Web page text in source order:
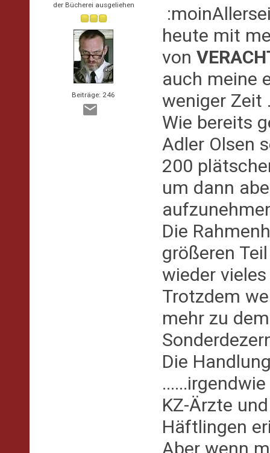
der Bücherei ausgeliehen
Beiträge: 246
heute mit
von
auch meine
weniger Zeit
Wie bereits
Adler Olsen
200
um dann
Die
größeren
wieder
Trotzdem
mehr zu
Die
KZ-Ärzte
Häftlingen
Aber wenn